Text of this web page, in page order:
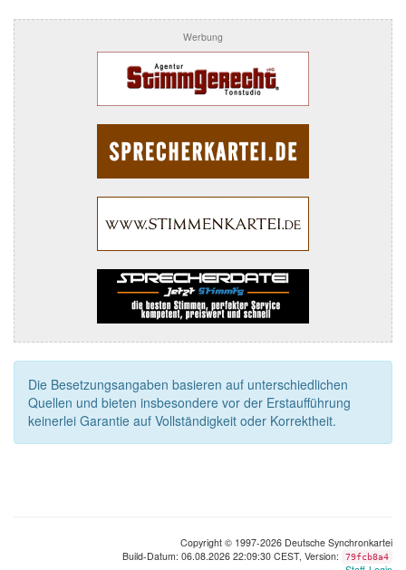
Werbung
Die Besetzungsangaben basieren auf unterschiedlichen
Quellen und bieten insbesondere vor der Erstaufführung
keinerlei Garantie auf Vollständigkeit oder Korrektheit.
Copyright © 1997-2026 Deutsche Synchronkartei
Build-Datum: 06.08.2026 22:09:30 CEST, Version:
79fcb8a4